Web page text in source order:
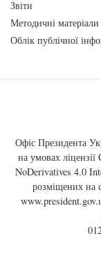
Звіти
Методичні матеріали
Облік публічної
Офіс Президента
на умовах ліцензії
NoDerivatives 4.0
розміщених на